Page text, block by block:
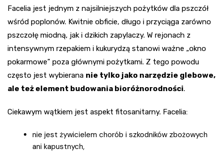
Facelia jest jednym z najsilniejszych pożytków dla pszczół
wśród poplonów. Kwitnie obficie, długo i przyciąga zarówno
pszczołę miodną, jak i dzikich zapylaczy. W rejonach z
intensywnym rzepakiem i kukurydzą stanowi ważne „okno
pokarmowe” poza głównymi pożytkami. Z tego powodu
często jest wybierana nie tylko jako narzędzie glebowe,
ale też element budowania bioróżnorodności.
Ciekawym wątkiem jest aspekt fitosanitarny. Facelia:
nie jest żywicielem chorób i szkodników zbożowych
ani kapustnych,